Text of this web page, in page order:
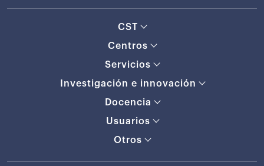
CST
Centros
Servicios
Investigación e innovación
Docencia
Usuarios
Otros